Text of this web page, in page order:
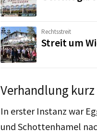
Rechtsstreit
Streit um
Verhandlung
In erster Instanz war
und Schottenhamel